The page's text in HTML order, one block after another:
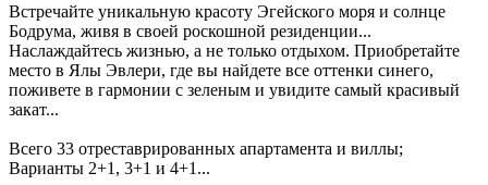
Встречайте уникальную красоту Эгейского моря и солнце
Бодрума, живя в своей роскошной резиденции...
Наслаждайтесь жизнью, а не только отдыхом. Приобретайте
место в Ялы Эвлери, где вы найдете все оттенки синего,
поживете в гармонии с зеленым и увидите самый красивый
закат...
Всего 33 отреставрированных апартамента и виллы;
Варианты 2+1, 3+1 и 4+1...